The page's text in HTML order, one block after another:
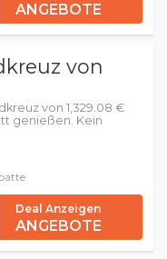
ANGEBOTE
von
von 1,329.08 €
genießen. Kein
Deal Anzeigen
ANGEBOTE